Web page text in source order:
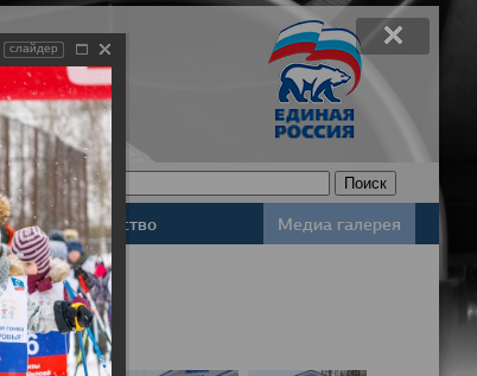
Законодательство Медиа галерея
слайдер